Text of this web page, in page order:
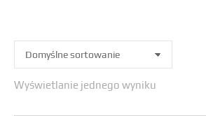
Wyświetlanie jednego wyniku